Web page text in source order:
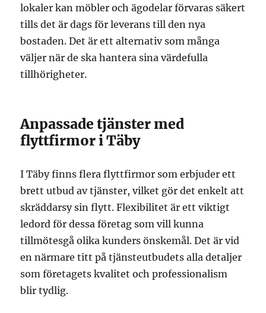
lokaler kan möbler och ägodelar förvaras säkert
tills det är dags för leverans till den nya
bostaden. Det är ett alternativ som många
väljer när de ska hantera sina värdefulla
tillhörigheter.
Anpassade tjänster med
flyttfirmor i Täby
I Täby finns flera flyttfirmor som erbjuder ett
brett utbud av tjänster, vilket gör det enkelt att
skräddarsy sin flytt. Flexibilitet är ett viktigt
ledord för dessa företag som vill kunna
tillmötesgå olika kunders önskemål. Det är vid
en närmare titt på tjänsteutbudets alla detaljer
som företagets kvalitet och professionalism
blir tydlig.